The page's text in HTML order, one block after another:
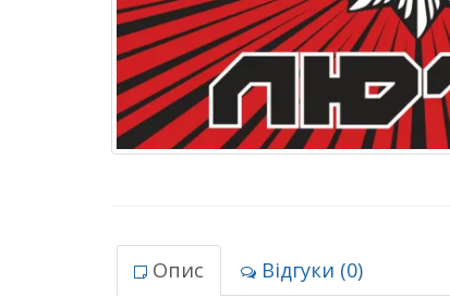
Опис Відгуки (0)